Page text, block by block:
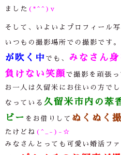
ました (*^^)v
そして、いよいよプロフィール
いつもの撮影場所での撮影です。
が吹く中 でも、
みなさん
負けない笑顔 で撮影を頑張
お一人は久留米にお住いの方で
なっている 久留米市内の萃
ビー をお借りして ぬくぬく
たけどね (^_-)-☆
みなさんとっても可愛い婚活フ